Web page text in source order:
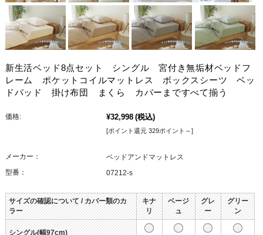
新生活ベッド8点セット シングル 宮付き無垢材ベッドフ
レーム ポケットコイルマットレス ボックスシーツ ベッ
ドパッド 掛け布団 まくら カバーまですべて揃う
価格: ¥32,998 (税込)
[ポイント還元 329ポイント～]
メーカー：
ベッドアンドマットレス
型番：
07212-s
サイズの確認について / カバー類のカ
ラー
キナ
リ
ベージ
ュ
グレ
ー
グリー
ン
シングル(幅97cm)